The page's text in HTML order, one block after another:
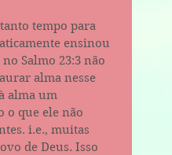
tempo para
ensinou
Salmo 23:3 não
alma nesse
alma um
o que ele não
i.e., muitas
de Deus. Isso